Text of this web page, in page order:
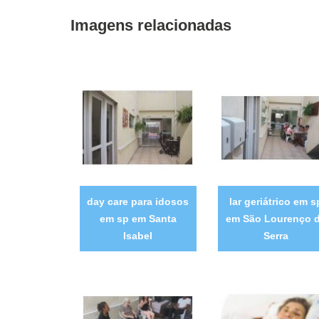
Imagens relacionadas
day care para idosos
em sp em Santa
Isabel
lar geriátrico em
em São Lourenço
Serra